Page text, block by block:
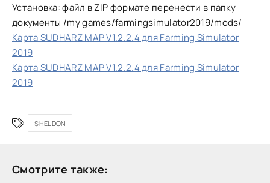
Установка: файл в ZIP формате перенести в папку
документы /my games/farmingsimulator2019/mods/
Карта SUDHARZ MAP V1.2.2.4 для Farming Simulator
2019
Карта SUDHARZ MAP V1.2.2.4 для Farming Simulator
2019
SHELDON
Смотрите также: